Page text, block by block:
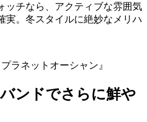
ッチなら、アクティブな雰囲気
実。冬スタイルに絶妙なメリハ
ネットオーシャン』
ンドでさらに鮮や